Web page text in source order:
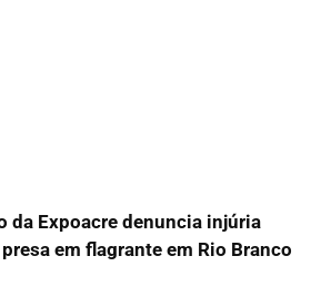
da Expoacre denuncia injúria
em flagrante em Rio Branco